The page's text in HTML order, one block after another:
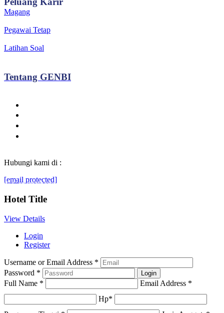
Magang
Pegawai Tetap
Latihan Soal
Tentang GENBI
Hubungi kami di :
[email protected]
© Generasibaruindonesia.com 2022. All rights reserved.
Hotel Title
View Details
Login
Register
Username or Email Address *
Password *
Full Name * Email Address *
Hp*